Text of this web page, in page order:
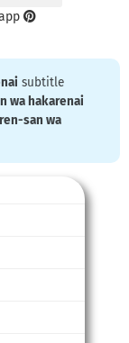
subtitle
wa hakarenai
san wa